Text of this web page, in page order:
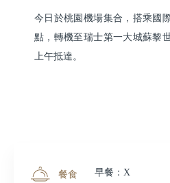
今日於桃園機場集合，搭乘國
點，轉機至瑞士第一大城蘇黎
上午抵達。
餐食
早餐：X